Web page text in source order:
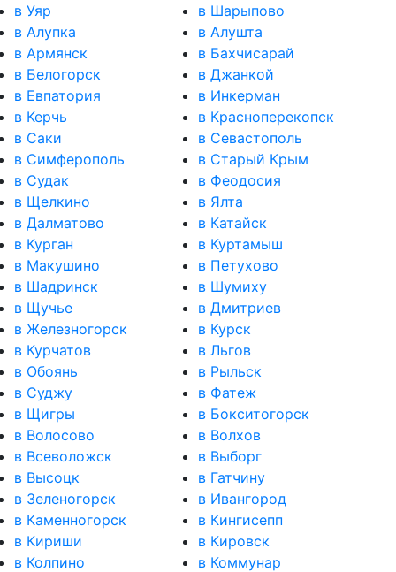
в Уяр
в Шарыпово
в Алупка
в Алушта
в Армянск
в Бахчисарай
в Белогорск
в Джанкой
в Евпатория
в Инкерман
в Керчь
в Красноперекопск
в Саки
в Севастополь
в Симферополь
в Старый Крым
в Судак
в Феодосия
в Щелкино
в Ялта
в Далматово
в Катайск
в Курган
в Куртамыш
в Макушино
в Петухово
в Шадринск
в Шумиху
в Щучье
в Дмитриев
в Железногорск
в Курск
в Курчатов
в Льгов
в Обоянь
в Рыльск
в Суджу
в Фатеж
в Щигры
в Бокситогорск
в Волосово
в Волхов
в Всеволожск
в Выборг
в Высоцк
в Гатчину
в Зеленогорск
в Ивангород
в Каменногорск
в Кингисепп
в Кириши
в Кировск
в Колпино
в Коммунар